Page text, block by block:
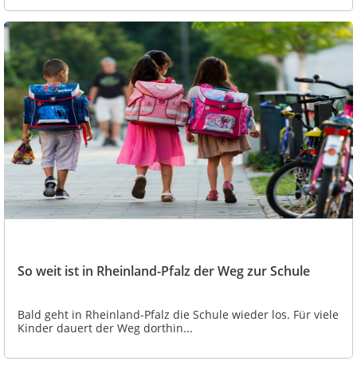
So weit ist in Rheinland-Pfalz der Weg zur Schule
Bald geht in Rheinland-Pfalz die Schule wieder los. Für viele
Kinder dauert der Weg dorthin...